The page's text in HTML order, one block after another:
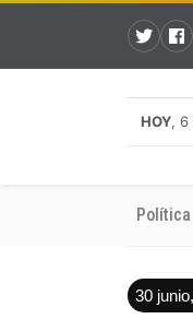
HOY, 6
Política
30